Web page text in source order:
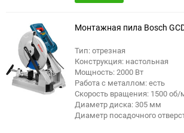
Монтажная пила Bosch
Тип: отрезная
Конструкция: настольная
Мощность: 2000 Вт
Работа с металлом: есть
Скорость вращения: 1500
Диаметр диска: 305 мм
Диаметр посадочного